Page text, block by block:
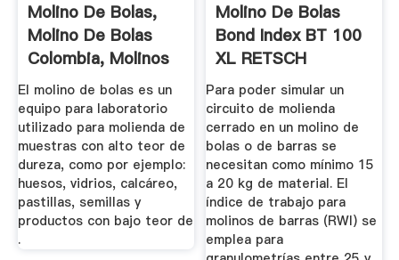
Molino De Bolas,
Molino De Bolas
Colombia, Molinos
Para ...
El molino de bolas es un
equipo para laboratorio
utilizado para molienda de
muestras con alto teor de
dureza, como por ejemplo:
huesos, vidrios, calcáreo,
pastillas, semillas y
productos con bajo teor de
.
Molino De Bolas
Bond Index BT 100
XL RETSCH
Para poder simular un
circuito de molienda
cerrado en un molino de
bolas o de barras se
necesitan como mínimo 15
a 20 kg de material. El
índice de trabajo para
molinos de barras (RWI) se
emplea para